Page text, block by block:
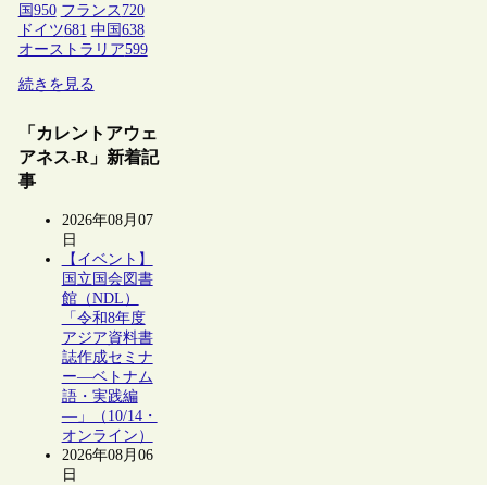
国950 フランス 720
ドイツ681 中国638
オーストラリア599
続きを見る
「カレントアウェ
アネス-R」新着記
事
2026年08月07
日
【イベント】
国立国会図書
館（NDL）
「令和8年度
アジア資料書
誌作成セミナ
ー―ベトナム
語・実践編
―」（10/14・
オンライン）
2026年08月06
日